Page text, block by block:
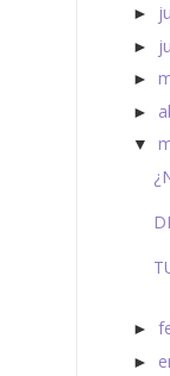
►
►
►
►
▼
►
►